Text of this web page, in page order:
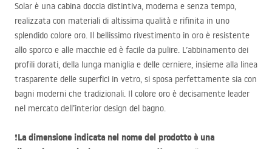
Solar è una cabina doccia distintiva, moderna e senza tempo,
realizzata con materiali di altissima qualità e rifinita in uno
splendido colore oro. Il bellissimo rivestimento in oro è resistente
allo sporco e alle macchie ed è facile da pulire. L’abbinamento dei
profili dorati, della lunga maniglia e delle cerniere, insieme alla linea
trasparente delle superfici in vetro, si sposa perfettamente sia con
bagni moderni che tradizionali. Il colore oro è decisamente leader
nel mercato dell’interior design del bagno.
❗La dimensione indicata nel nome del prodotto è una